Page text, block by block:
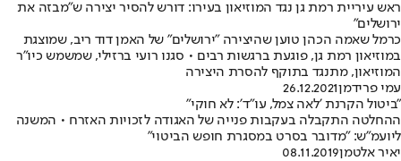
ראש עיריית רמת גן נגד המוזיאון בעירו: דורש להסיר יצירה ש"מבזה את
ירושלים"
כרמל שאמה הכהן טוען שהיצירה "ירושלים" של האמן דוד ריב, שמוצגת
במוזיאון רמת גן, פוגעת ברגשות רבים • סגנו רועי ברזילי, שמשמש כיו"ר
המוזיאון, מתנגד בתוקף להסרת היצירה
עמי פרידמן26.12.2021
"ביטול הקרנת 'לאה צמל, עו"ד': לא חוקי"
ההחלטה התקבלה בעקבות פנייה של האגודה לזכויות האזרח • המשנה
ליועמ"ש: "מדובר בסרט במסגרת חופש הביטוי"
יאיר אלטמן08.11.2019